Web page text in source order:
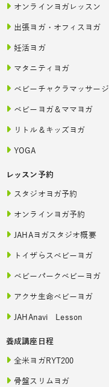
オンラインヨガレッスン
出張ヨガ・オフィスヨガ
妊活ヨガ
マタニティヨガ
ベビーチャクラマッサージ
ベビーヨガ＆ママヨガ
リトル＆キッズヨガ
YOGA
レッスン予約
スタジオヨガ予約
オンラインヨガ予約
JAHAヨガスタジオ概要
トイザらスベビーヨガ
ベビーパークベビーヨガ
アクサ生命ベビーヨガ
JAHAnavi Lesson
養成講座日程
全米ヨガRYT200
骨盤スリムヨガ